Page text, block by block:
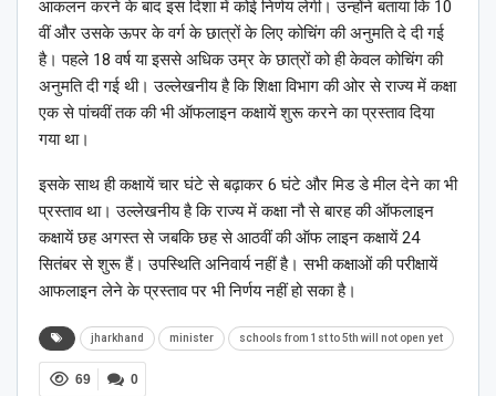
आकलन करने के बाद इस दिशा में कोई निर्णय लेगी। उन्होंने बताया कि 10
वीं और उसके ऊपर के वर्ग के छात्रों के लिए कोचिंग की अनुमति दे दी गई
है। पहले 18 वर्ष या इससे अधिक उम्र के छात्रों को ही केवल कोचिंग की
अनुमति दी गई थी। उल्लेखनीय है कि शिक्षा विभाग की ओर से राज्य में कक्षा
एक से पांचवीं तक की भी ऑफलाइन कक्षायें शुरू करने का प्रस्ताव दिया
गया था।
इसके साथ ही कक्षायें चार घंटे से बढ़ाकर 6 घंटे और मिड डे मील देने का भी
प्रस्ताव था। उल्लेखनीय है कि राज्य में कक्षा नौ से बारह की ऑफलाइन
कक्षायें छह अगस्त से जबकि छह से आठवीं की ऑफ लाइन कक्षायें 24
सितंबर से शुरू हैं। उपस्थिति अनिवार्य नहीं है। सभी कक्षाओं की परीक्षायें
आफलाइन लेने के प्रस्ताव पर भी निर्णय नहीं हो सका है।
jharkhand minister schools from 1st to 5th will not open yet
0
69